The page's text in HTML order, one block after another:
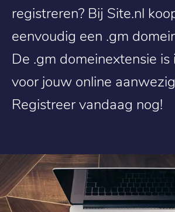
registreren? Bij Site.nl
eenvoudig een .gm
De .gm domeinextensie is
voor jouw online
Registreer vandaag nog!